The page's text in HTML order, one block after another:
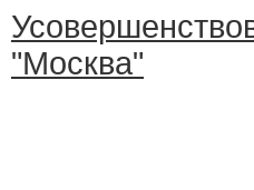
"Москва"